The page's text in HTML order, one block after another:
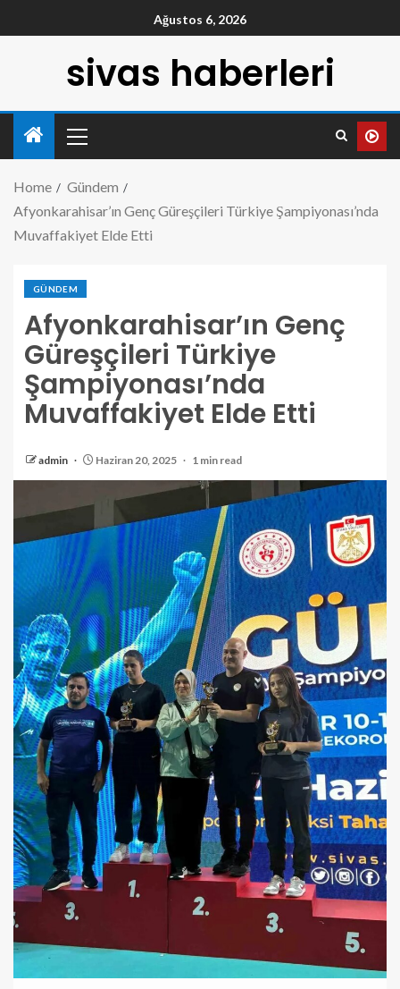
Ağustos 6, 2026
sivas haberleri
Home
Gündem
Afyonkarahisar’ın Genç Güreşçileri Türkiye Şampiyonası’nda
Muvaffakiyet Elde Etti
GÜNDEM
Afyonkarahisar’ın Genç
Güreşçileri Türkiye
Şampiyonası’nda
Muvaffakiyet Elde Etti
admin Haziran 20, 2025 1 min read